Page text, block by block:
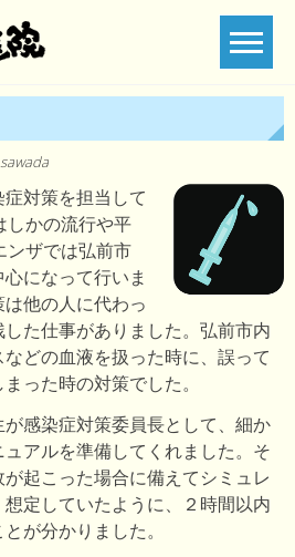
sawada
対策を担当して
しかの流行や平
ンザでは弘前市
になって行いま
他の人に代わっ
た仕事がありました。弘前市内
どの血液を扱った時に、誤って
った時の対策でした。
感染症対策委員長として、細か
アルを準備してくれました。そ
起こった場合に備えてシミュレ
定していたように、２時間以内
が分かりました。